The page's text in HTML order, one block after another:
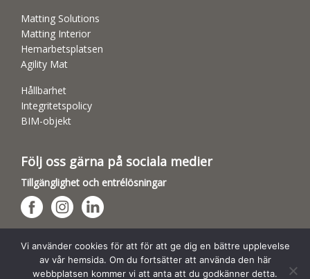
Matting Solutions
Matting Interior
Hemarbetsplatsen
Agility Mat
Hållbarhet
Integritetspolicy
BIM-objekt
Följ oss gärna på sociala medier
Tillgänglighet och entrélösningar
Hundsporthallar
Vi använder cookies för att för att ge dig en bättre upplevelse
av vår hemsida. Om du fortsätter att använda den här
webbplatsen kommer vi att anta att du godkänner detta.